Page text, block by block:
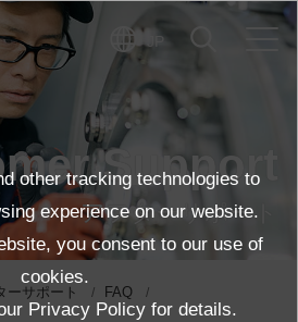
JP
Support
アフターサポート
ーサポート FAQ
other tracking technologies to
experience on our website.
you consent to our use of
cookies.
Privacy Policy for details.